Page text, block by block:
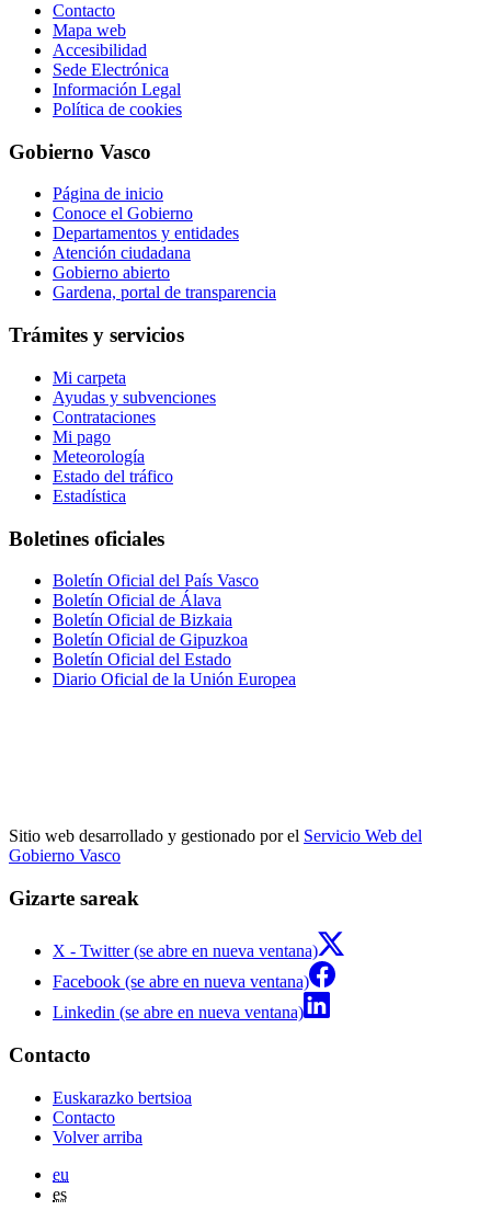
Contacto
Mapa web
Accesibilidad
Sede Electrónica
Información Legal
Política de cookies
Gobierno Vasco
Página de inicio
Conoce el Gobierno
Departamentos y entidades
Atención ciudadana
Gobierno abierto
Gardena, portal de transparencia
Trámites y servicios
Mi carpeta
Ayudas y subvenciones
Contrataciones
Mi pago
Meteorología
Estado del tráfico
Estadística
Boletines oficiales
Boletín Oficial del País Vasco
Boletín Oficial de Álava
Boletín Oficial de Bizkaia
Boletín Oficial de Gipuzkoa
Boletín Oficial del Estado
Diario Oficial de la Unión Europea
Sitio web desarrollado y gestionado por el Servicio Web del
Gobierno Vasco
Gizarte sareak
X - Twitter (se abre en nueva ventana)
Facebook (se abre en nueva ventana)
Linkedin (se abre en nueva ventana)
Contacto
Euskarazko bertsioa
Contacto
Volver arriba
eu
es